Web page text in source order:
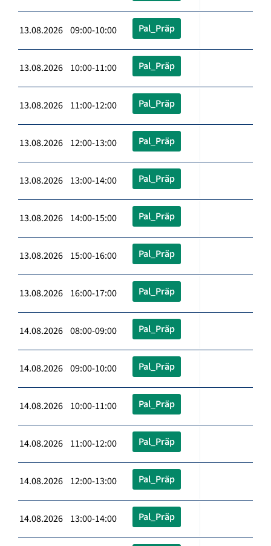
13.08.2026 09:00-10:00 Pal_Präp
13.08.2026 10:00-11:00 Pal_Präp
13.08.2026 11:00-12:00 Pal_Präp
13.08.2026 12:00-13:00 Pal_Präp
13.08.2026 13:00-14:00 Pal_Präp
13.08.2026 14:00-15:00 Pal_Präp
13.08.2026 15:00-16:00 Pal_Präp
13.08.2026 16:00-17:00 Pal_Präp
14.08.2026 08:00-09:00 Pal_Präp
14.08.2026 09:00-10:00 Pal_Präp
14.08.2026 10:00-11:00 Pal_Präp
14.08.2026 11:00-12:00 Pal_Präp
14.08.2026 12:00-13:00 Pal_Präp
14.08.2026 13:00-14:00 Pal_Präp